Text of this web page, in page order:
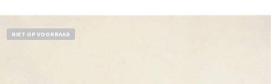
NIET OP VOORRAAD